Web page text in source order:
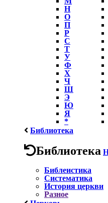
Н
О
П
Р
С
Т
У
Ф
Х
Ч
Ш
Э
Ю
Я
*
Библиотека
Библиотека
Библеистика
Систематика
История церкви
Разное